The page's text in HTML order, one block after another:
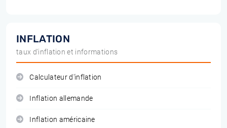
INFLATION
taux d'inflation et informations
Calculateur d'inflation
Inflation allemande
Inflation américaine